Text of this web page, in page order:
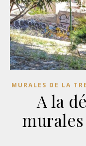
MURALES DE LA
A la